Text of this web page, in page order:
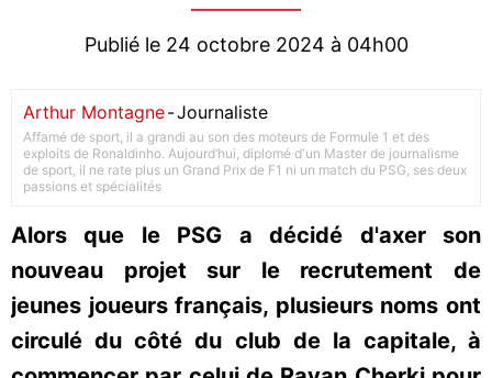
Publié le 24 octobre 2024 à 04h00
Arthur Montagne-Journaliste
Affamé de sport, il a grandi au son des moteurs de Formule 1 et des
exploits de Ronaldinho. Aujourd’hui, diplomé d'un Master de journalisme
de sport, il ne rate plus un Grand Prix de F1 ni un match du PSG, ses deux
passions et spécialités
Alors que le PSG a décidé d'axer son
nouveau projet sur le recrutement de
jeunes joueurs français, plusieurs noms ont
circulé du côté du club de la capitale, à